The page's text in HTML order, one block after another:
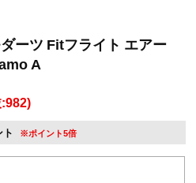
ーツ Fitフライト エアー
A
※ポイント5倍